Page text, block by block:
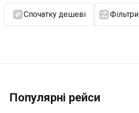
Спочатку дешеві Фільтри
Популярні рейси